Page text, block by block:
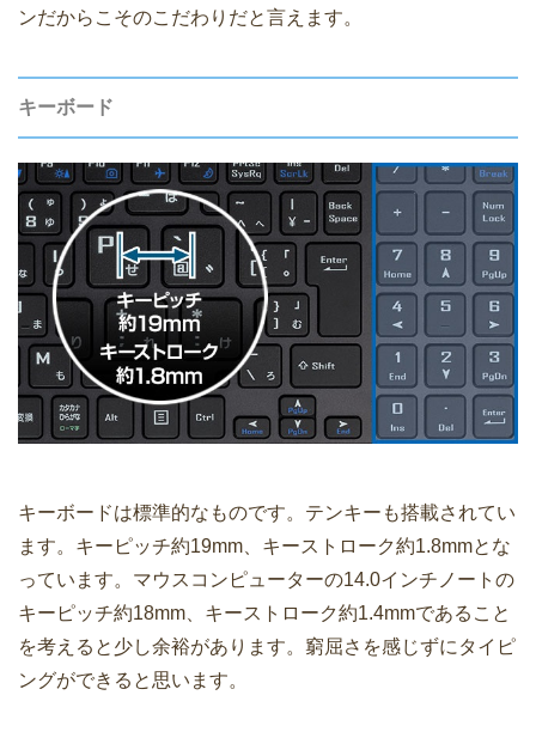
ンだからこそのこだわりだと言えます。
キーボード
キーボードは標準的なものです。テンキーも搭載されてい
ます。キーピッチ約19mm、キーストローク約1.8mmとな
っています。マウスコンピューターの14.0インチノートの
キーピッチ約18mm、キーストローク約1.4mmであること
を考えると少し余裕があります。窮屈さを感じずにタイピ
ングができると思います。